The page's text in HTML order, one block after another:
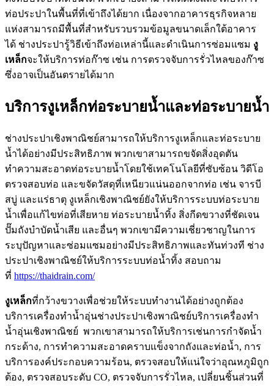
ท่อประปาในพื้นที่ที่เข้าถึงได้ยาก เนื่องจากอาคารธุรกิจหลาย
แห่งสามารถมีพื้นที่สำหรับรวบรวมข้อมูลขนาดเล็กใต้อาคาร
ได้ ช่างประปารู้วิธีเข้าถึงท่อเหล่านี้และดำเนินการซ่อมแซม งู
เหล็กจะให้บริการท่อก๊าซ เช่น การตรวจจับการรั่วไหลของก๊าซ
ซึ่งอาจเป็นอันตรายได้มาก
บริการงูเหล็กท่อระบายน้ำและท่อระบายน้ำ
ช่างประปาเชิงพาณิชย์สามารถให้บริการงูเหล็กและท่อระบาย
น้ำได้อย่างมีประสิทธิภาพ พวกเขาสามารถขจัดสิ่งอุดตัน
ทำความสะอาดท่อระบายน้ำโดยใช้เทคโนโลยีที่ซับซ้อน วิดีโอ
ตรวจสอบท่อ และขจัดวัสดุที่เหนียวแน่นออกจากท่อ เช่น จารบี
สบู่ และแร่ธาตุ งูเหล็กเชิงพาณิชย์ยังให้บริการระบบท่อระบาย
น้ำเพื่อแก้ไขท่อที่เสียหาย ท่อระบายน้ำทิ้ง สิ่งกีดขวางที่ชัดเจน
ปั๊มถังบำบัดน้ำเสีย และอื่นๆ พวกเขามีความเชี่ยวชาญในการ
ระบุปัญหาและซ่อมแซมอย่างมีประสิทธิภาพและทันท่วงที ช่าง
ประปาเชิงพาณิชย์ให้บริการระบบท่อน้ำทิ้ง สอบถาม
ที่ https://thaidrain.com/
งูเหล็กที่กว้างขวางเพื่อช่วยให้ระบบทำงานได้อย่างถูกต้อง
บริการเครื่องทำน้ำอุ่นช่างประปาเชิงพาณิชย์บริการเครื่องทำ
น้ำอุ่นเชิงพาณิชย์ พวกเขาสามารถให้บริการเช่นการกำจัดน้ำ
กระด้าง, การทำความสะอาดคราบแข็งจากถังและท่อน้ำ, การ
บริการองค์ประกอบความร้อน, ตรวจสอบให้แน่ใจว่าอุณหภูมิถูก
ต้อง, ตรวจสอบระดับ CO, ตรวจจับการรั่วไหล, เปลี่ยนชิ้นส่วนที่